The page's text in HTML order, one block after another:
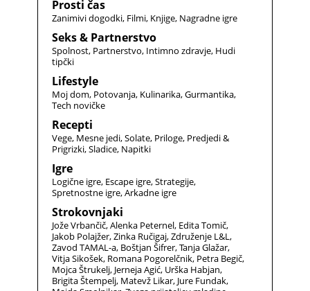
Prosti čas
Zanimivi dogodki Filmi Knjige Nagradne igre
Seks & Partnerstvo
Spolnost Partnerstvo Intimno zdravje Hudi
tipčki
Lifestyle
Moj dom Potovanja Kulinarika Gurmantika
Tech novičke
Recepti
Vege Mesne jedi Solate Priloge Predjedi &
Prigrizki Sladice Napitki
Igre
Logične igre Escape igre Strategije
Spretnostne igre Arkadne igre
Strokovnjaki
Jože Vrbančič Alenka Peternel Edita Tomič
Jakob Polajžer Zinka Ručigaj Združenje L&L
Zavod TAMAL-a Boštjan Šifrer Tanja Glažar
Vitja Sikošek Romana Pogorelčnik Petra Begič
Mojca Štrukelj Jerneja Agić Urška Habjan
Brigita Štempelj Matevž Likar Jure Fundak